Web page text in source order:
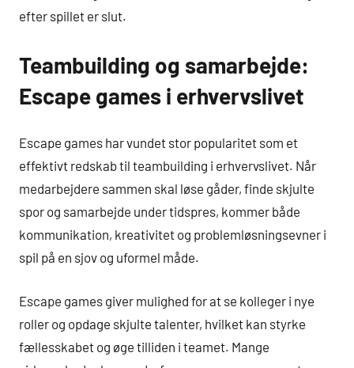
efter spillet er slut.
Teambuilding og samarbejde:
Escape games i erhvervslivet
Escape games har vundet stor popularitet som et
effektivt redskab til teambuilding i erhvervslivet. Når
medarbejdere sammen skal løse gåder, finde skjulte
spor og samarbejde under tidspres, kommer både
kommunikation, kreativitet og problemløsningsevner i
spil på en sjov og uformel måde.
Escape games giver mulighed for at se kolleger i nye
roller og opdage skjulte talenter, hvilket kan styrke
fællesskabet og øge tilliden i teamet. Mange